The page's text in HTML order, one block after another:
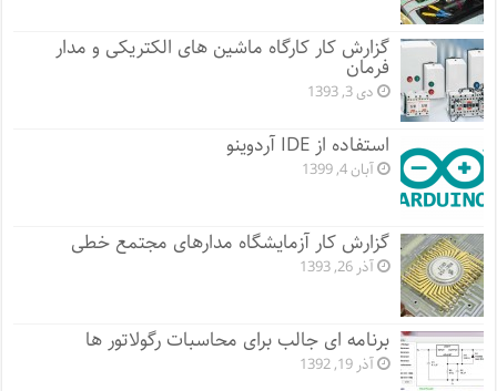
گزارش کار کارگاه ماشین های الکتریکی و مدار
فرمان
دی 3, 1393
استفاده از IDE آردوینو
آبان 4, 1399
گزارش کار آزمایشگاه مدارهای مجتمع خطی
آذر 26, 1393
برنامه ای جالب برای محاسبات رگولاتور ها
آذر 19, 1392